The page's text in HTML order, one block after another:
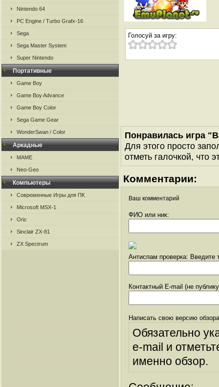
Nintendo 64
PC Engine / Turbo Grafx-16
Sega
Sega Master System
Super Nintendo
Портативные
Game Boy
Game Boy Advance
Game Boy Color
Sega Game Gear
WonderSwan / Color
Аркадные
MAME
Neo-Geo
Компьютеры
Современные Игры для ПК
Microsoft MSX-1
Oric
Sinclair ZX-81
ZX Spectrum
Голосуй за игру:
Понравилась игра
Для этого просто
отметь галочкой, что
Комментарии:
Ваш комментарий
ФИО или ник:
Антиспам проверка: Введите
Контактный E-mail (не
Написать свою версию
Обязательно
e-mail и
именно обзор.